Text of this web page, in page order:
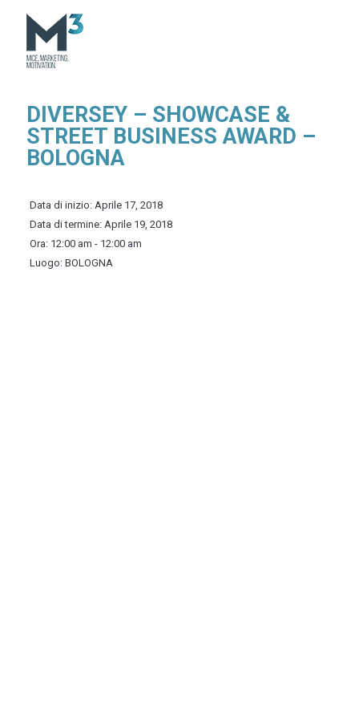
DIVERSEY – SHOWCASE &
STREET BUSINESS AWARD –
BOLOGNA
Data di inizio: Aprile 17, 2018
Data di termine: Aprile 19, 2018
Ora: 12:00 am - 12:00 am
Luogo: BOLOGNA